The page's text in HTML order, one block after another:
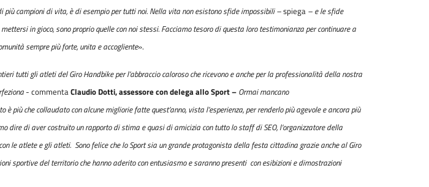
più campioni di vita, è di esempio per tutti noi. Nella vita non esistono sfide impossibili –spiega– e le sfide
in gioco, sono proprio quelle con noi stessi. Facciamo tesoro di questa loro testimonianza per continuare a
sempre più forte, unita e accogliente».
tutti gli atleti del Giro Handbike per l’abbraccio caloroso che ricevono e anche per la professionalità della nostra
- commentaClaudio Dotti, assessore con delega allo Sport – Ormai mancano
più che collaudato con alcune migliorie fatte quest’anno, vista l’esperienza, per renderlo più agevole e ancora più
dire di aver costruito un rapporto di stima e quasi di amicizia con tutto lo staff di SEO, l’organizzatore della
le atlete e gli atleti. Sono felice che lo Sport sia un grande protagonista della festa cittadina grazie anche al Giro
sportive del territorio che hanno aderito con entusiasmo e saranno presenti con esibizioni e dimostrazioni